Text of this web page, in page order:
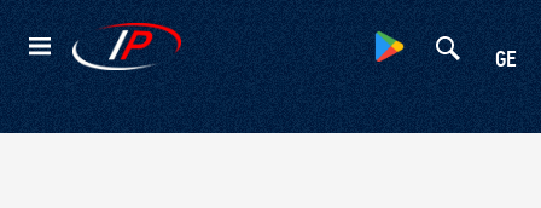
GE
Kateqoriyalar